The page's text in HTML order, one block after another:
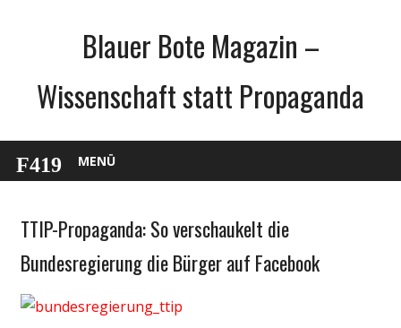
Blauer Bote Magazin –
Wissenschaft statt Propaganda
MENÜ
Gesellschaft
Webfundstück
TTIP-Propaganda: So verschaukelt die
Bundesregierung die Bürger auf Facebook